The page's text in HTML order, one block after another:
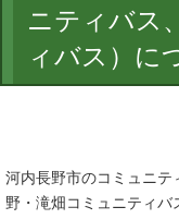
ニティバス
ィバス）に
河内長野市のコミュニテ
野・滝畑コミュニティバ